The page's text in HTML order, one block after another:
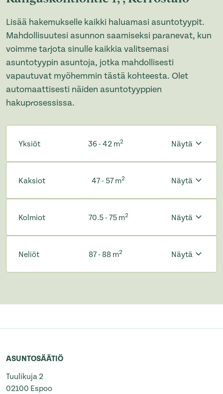
Lisää hakemukselle kaikki haluamasi asuntotyypit.
Mahdollisuutesi asunnon saamiseksi paranevat, kun
voimme tarjota sinulle kaikkia valitsemasi
asuntotyypin asuntoja, jotka mahdollisesti
vapautuvat myöhemmin tästä kohteesta. Olet
automaattisesti näiden asuntotyyppien
hakuprosessissa.
Yksiöt 36 - 42 m2 Näytä
Kaksiot 47 - 57 m2 Näytä
Kolmiot 70.5 - 75 m2 Näytä
Neliöt 87 - 88 m2 Näytä
ASUNTOSÄÄTIÖ
Tuulikuja 2
02100 Espoo